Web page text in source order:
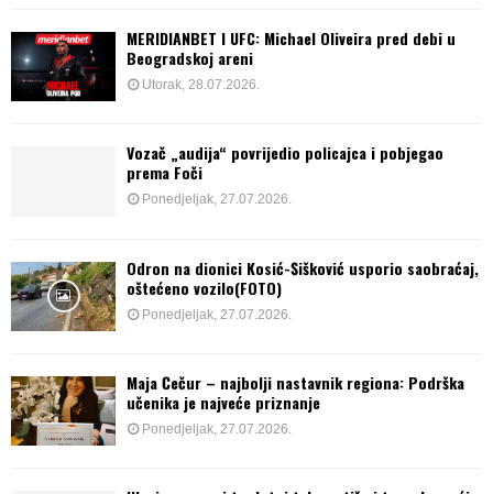
MERIDIANBET I UFC: Michael Oliveira pred debi u
Beogradskoj areni
Utorak, 28.07.2026.
Vozač „audija“ povrijedio policajca i pobjegao
prema Foči
Ponedjeljak, 27.07.2026.
Odron na dionici Kosić-Šišković usporio saobraćaj,
oštećeno vozilo(FOTO)
Ponedjeljak, 27.07.2026.
Maja Čečur – najbolji nastavnik regiona: Podrška
učenika je najveće priznanje
Ponedjeljak, 27.07.2026.